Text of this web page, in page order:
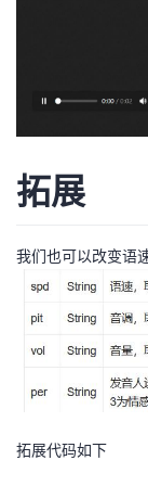
拓展
我们也可以改变语
拓展代码如下